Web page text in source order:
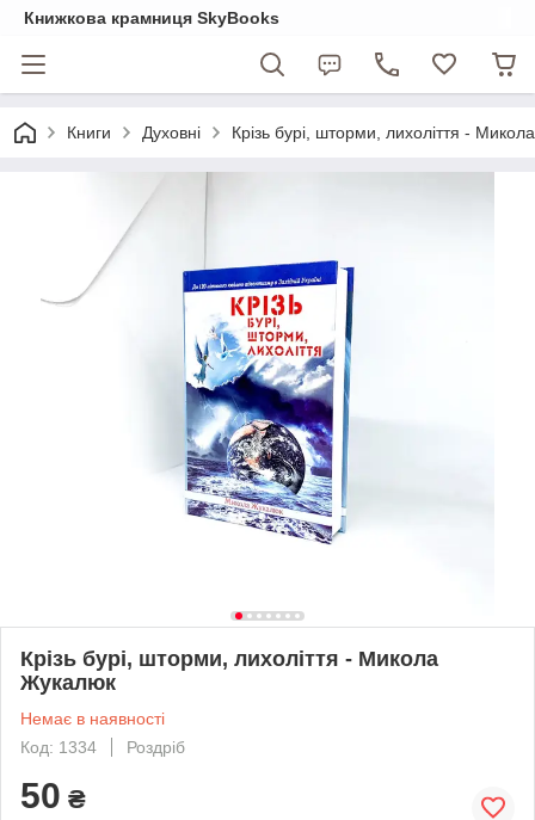
Книжкова крамниця SkyBooks
Книги Духовні Крізь бурі, шторми, лихоліття -
Крізь бурі, шторми, лихоліття - Микола
Жукалюк
Немає в наявності
Код: 1334
Роздріб
50 ₴